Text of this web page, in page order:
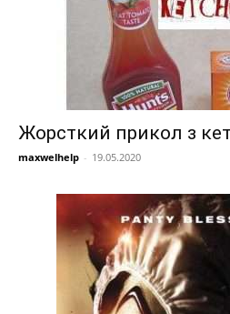
Жорсткий прикол з
maxwelhelp - 19.05.2020